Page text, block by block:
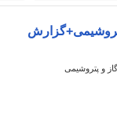
و پتروشیمی